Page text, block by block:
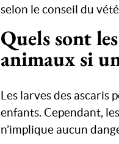
selon le conseil du
Quels sont
animaux si
Les larves des ascaris
enfants. Cependant,
n’implique aucun